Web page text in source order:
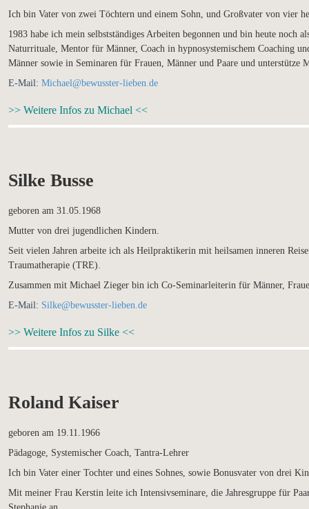
Ich bin Vater von zwei Töchtern und einem Sohn, und Großvater von vier
1983 habe ich mein selbstständiges Arbeiten begonnen und bin heute
Naturrituale, Mentor für Männer, Coach in hypnosystemischem Coaching
Männer sowie in Seminaren für Frauen, Männer und Paare und unterstütze
E-Mail: Michael@bewusster-lieben.de
>> Weitere Infos zu Michael <<
Silke Busse
geboren am 31.05.1968
Mutter von drei jugendlichen Kindern.
Seit vielen Jahren arbeite ich als Heilpraktikerin mit heilsamen inneren
Traumatherapie (TRE).
Zusammen mit Michael Zieger bin ich Co-Seminarleiterin für Männer,
E-Mail: Silke@bewusster-lieben.de
>> Weitere Infos zu Silke <<
Roland Kaiser
geboren am 19.11.1966
Pädagoge, Systemischer Coach, Tantra-Lehrer
Ich bin Vater einer Tochter und eines Sohnes, sowie Bonusvater von drei
Mit meiner Frau Kerstin leite ich Intensivseminare, die Jahresgruppe für